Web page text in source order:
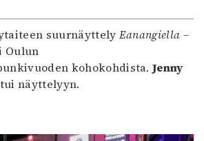
suurnäyttely Eanangiella –
Oulun
kohokohdista.Jenny
näyttelyyn.